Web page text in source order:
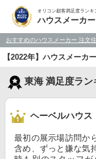
オリコン顧客満足度ランキ
ハウスメーカ
おすすめのハウスメーカー 注文
【2022年】ハウスメーカ
東海 満足度ラン
ヘーベルハウス
最初の展示場訪問か
含め、ずっと嫌な気